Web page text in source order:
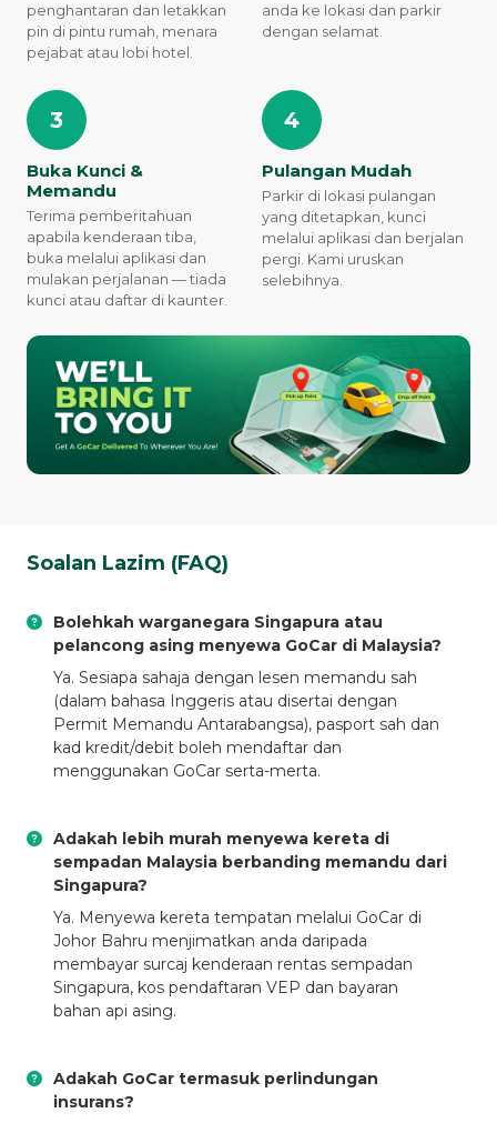
penghantaran dan letakkan
pin di pintu rumah, menara
pejabat atau lobi hotel.
anda ke lokasi dan parkir
dengan selamat.
3
Buka Kunci &
Memandu
Terima pemberitahuan
apabila kenderaan tiba,
buka melalui aplikasi dan
mulakan perjalanan — tiada
kunci atau daftar di kaunter.
4
Pulangan Mudah
Parkir di lokasi pulangan
yang ditetapkan, kunci
melalui aplikasi dan berjalan
pergi. Kami uruskan
selebihnya.
Soalan Lazim (FAQ)
Bolehkah warganegara Singapura atau
pelancong asing menyewa GoCar di Malaysia?
Ya. Sesiapa sahaja dengan lesen memandu sah
(dalam bahasa Inggeris atau disertai dengan
Permit Memandu Antarabangsa), pasport sah dan
kad kredit/debit boleh mendaftar dan
menggunakan GoCar serta-merta.
Adakah lebih murah menyewa kereta di
sempadan Malaysia berbanding memandu dari
Singapura?
Ya. Menyewa kereta tempatan melalui GoCar di
Johor Bahru menjimatkan anda daripada
membayar surcaj kenderaan rentas sempadan
Singapura, kos pendaftaran VEP dan bayaran
bahan api asing.
Adakah GoCar termasuk perlindungan
insurans?